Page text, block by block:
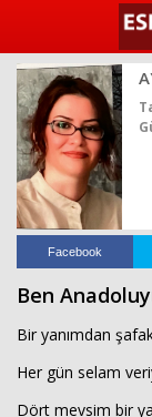
Facebook
Ben
Bir yanımdan
Her gün selam
Dört mevsim bir